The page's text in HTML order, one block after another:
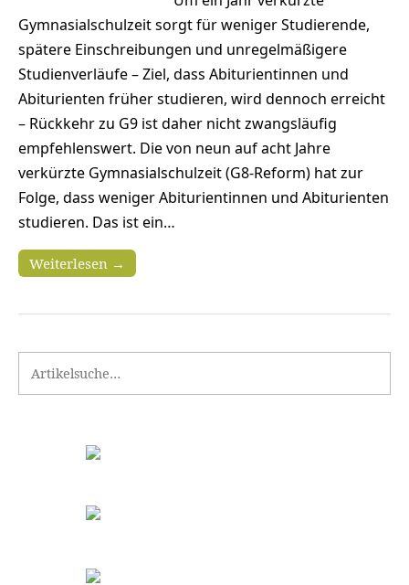
Gymnasialschulzeit sorgt für weniger Studierende,
spätere Einschreibungen und unregelmäßigere
Studienverläufe – Ziel, dass Abiturientinnen und
Abiturienten früher studieren, wird dennoch erreicht
– Rückkehr zu G9 ist daher nicht zwangsläufig
empfehlenswert. Die von neun auf acht Jahre
verkürzte Gymnasialschulzeit (G8-Reform) hat zur
Folge, dass weniger Abiturientinnen und Abiturienten
studieren. Das ist ein…
Weiterlesen →